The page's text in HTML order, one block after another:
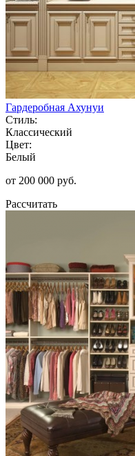
Гардеробная Ахунуи
Стиль:
Классический
Цвет:
Белый
от 200 000 руб.
Рассчитать